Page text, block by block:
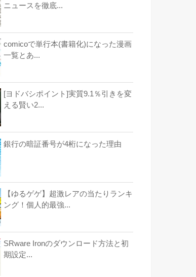
ニュースを徹底...
comicoで単行本(書籍化)になった漫画
一覧とあ...
[ヨドバシポイント]実質9.1％引きを変
える賢い2...
銀行の暗証番号が4桁になった理由
【ゆるゲゲ】超激レアの当たりランキ
ング！個人的最強...
SRware Ironのダウンロード方法と初
期設定...